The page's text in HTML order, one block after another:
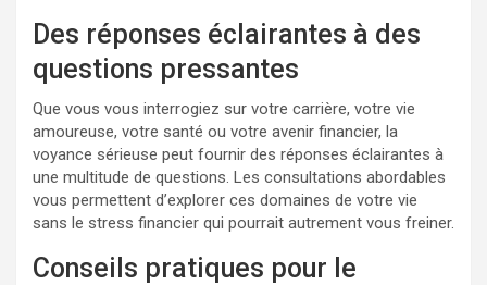
Des réponses éclairantes à des
questions pressantes
Que vous vous interrogiez sur votre carrière, votre vie
amoureuse, votre santé ou votre avenir financier, la
voyance sérieuse peut fournir des réponses éclairantes à
une multitude de questions. Les consultations abordables
vous permettent d’explorer ces domaines de votre vie
sans le stress financier qui pourrait autrement vous freiner.
Conseils pratiques pour le